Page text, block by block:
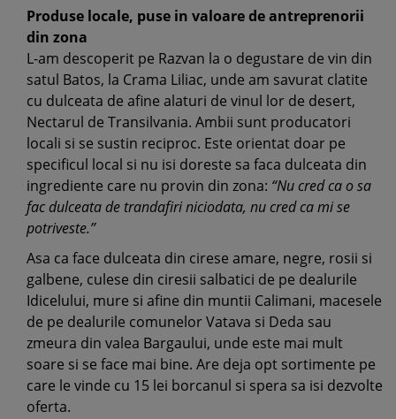
Produse locale, puse in valoare de antreprenorii
din zona
L-am descoperit pe Razvan la o degustare de vin din
satul Batos, la Crama Liliac, unde am savurat clatite
cu dulceata de afine alaturi de vinul lor de desert,
Nectarul de Transilvania. Ambii sunt producatori
locali si se sustin reciproc. Este orientat doar pe
specificul local si nu isi doreste sa faca dulceata din
ingrediente care nu provin din zona: “Nu cred ca o sa
fac dulceata de trandafiri niciodata, nu cred ca mi se
potriveste.”
Asa ca face dulceata din cirese amare, negre, rosii si
galbene, culese din ciresii salbatici de pe dealurile
Idicelului, mure si afine din muntii Calimani, macesele
de pe dealurile comunelor Vatava si Deda sau
zmeura din valea Bargaului, unde este mai mult
soare si se face mai bine. Are deja opt sortimente pe
care le vinde cu 15 lei borcanul si spera sa isi dezvolte
oferta.